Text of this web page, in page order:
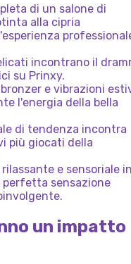
di un salone di
alla cipria
incontrano il
su Prinxy.
e vibrazioni
l'energia della bella
di tendenza incontra
più giocati della
e sensoriale
perfetta sensazione
un impatto